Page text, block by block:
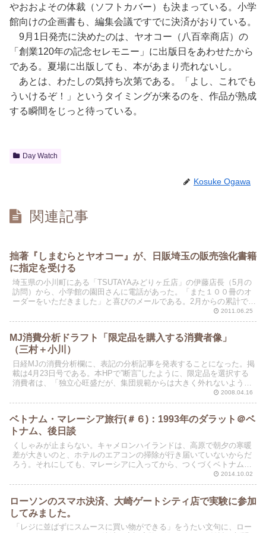
やおおよその体裁（ソフトカバー）も決まっている。小学
館向けの企画書も、編集会議ですでに決済がおりている。
9月1日発売に決めたのは、ヤオコー（八百幸商店）の
「創業120年の記念セレモニー」に出版日をあわせたから
である。夏場に出版しても、本があまり売れないし。
あとは、わたしの気持ち次第である。「よし、これでも
ういけるぞ！」というタイミングが来るのを、作品が熟成
する瞬間をじっと待っている。
Day Watch
Kosuke Ogawa
関連記事
拙著『しまむらとヤオコー』が、日販埼玉の販売強化書籍
に指定を受ける
埼玉県の小川町にある「TSUTAYAみどりヶ丘店」の伊藤店長（5月の
訪問）から、小学館の園田さんに電話があった。「また１００冊のオ
ーダーをいただきました」と喜びのメールである。2月からの累計で、
2011.06.25
MJ消費分析ドラフト「限定品を購入する消費者像」
（三村＋小川）
日経MJの消費分析欄に、表記の分析記事を発表することになった。掲
載は4月23日号である。本HPで”断言”したように、限定品を選択する
消費者は、「独立心旺盛だが、集団規範からは大きく外れないように
2008.04.16
ベトナム・マレーシア旅行(＃６)：1993年のダラット＠ベ
トナム、後日談
くしゃみが止まらない。キャメロンハイランドは、高原で朝夕の寒暖
差が大きいのと、ホテルのエアコンの掃除が行き届いていないからだ
ろう。それにしても、マレーシアに入ってから、つくづくベトナム人
2014.10.02
ローソンのスマホ決済、大崎ゲートシティ店で実験に参加
してみました。
「レジに並ばずにスムースに買い物ができる」をうたい文句に、ロー